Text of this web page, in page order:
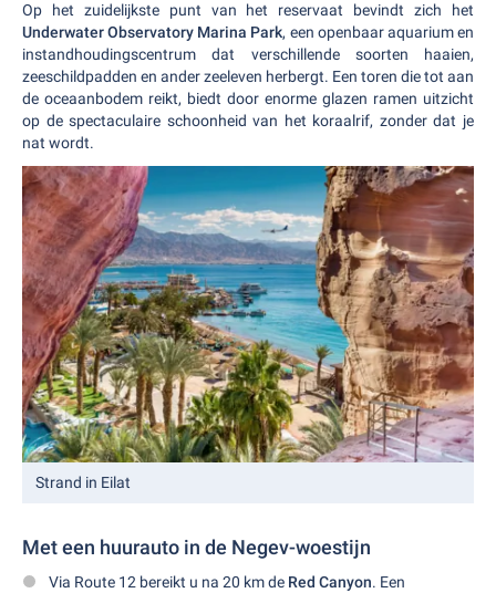
Op het zuidelijkste punt van het reservaat bevindt zich het
Underwater Observatory Marina Park, een openbaar aquarium en
instandhoudingscentrum dat verschillende soorten haaien,
zeeschildpadden en ander zeeleven herbergt. Een toren die tot aan
de oceaanbodem reikt, biedt door enorme glazen ramen uitzicht
op de spectaculaire schoonheid van het koraalrif, zonder dat je
nat wordt.
Strand in Eilat
Met een huurauto in de Negev-woestijn
Via Route 12 bereikt u na 20 km de Red Canyon. Een